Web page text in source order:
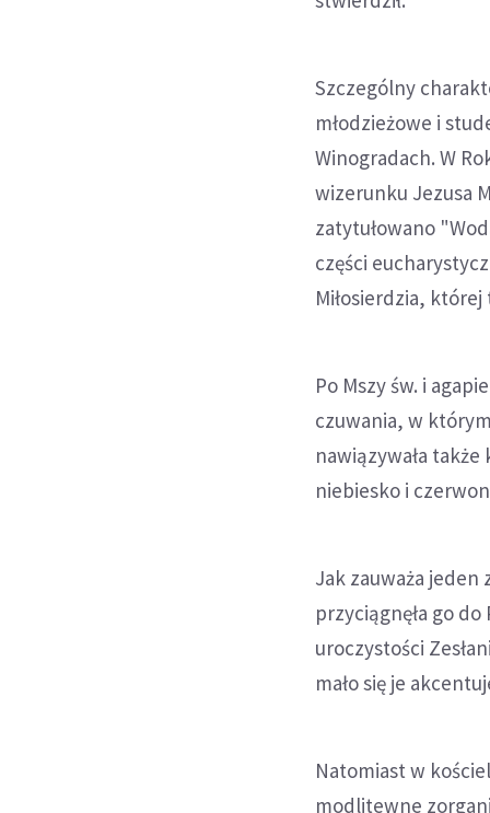
Szczególny
młodzieżowe i
Winogradach. W
wizerunku Jezusa
zatytułowano
części
Miłosierdzia, której
Po Mszy św. i
czuwania, w
nawiązywała
niebiesko i
Jak zauważa
przyciągnęła go
uroczystości
mało się je
Natomiast w
modlitewne